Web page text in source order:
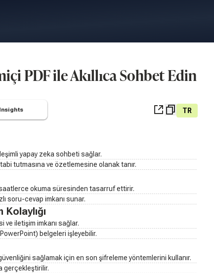
PDF ile Akıllıca Sohbet Edin
Insights TR
yapay zeka sohbeti sağlar.
tutmasına ve özetlemesine olanak tanır.
okuma süresinden tasarruf ettirir.
soru-cevap imkanı sunar.
Kolaylığı
ve iletişim imkanı sağlar.
belgeleri işleyebilir.
sağlamak için en son şifreleme yöntemlerini kullanır.
gerçekleştirilir.